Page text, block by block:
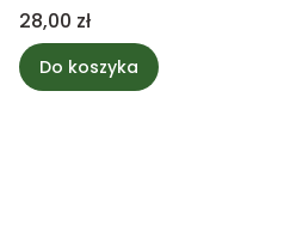
Cena
28,00 zł
Do koszyka